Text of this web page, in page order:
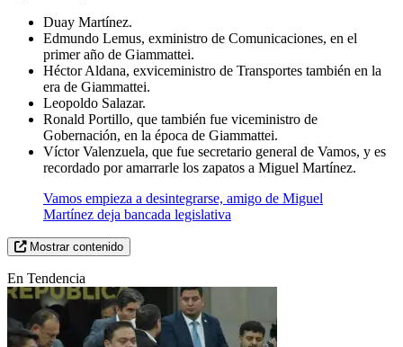
Duay Martínez.
Edmundo Lemus, exministro de Comunicaciones, en el
primer año de Giammattei.
Héctor Aldana, exviceministro de Transportes también en la
era de Giammattei.
Leopoldo Salazar.
Ronald Portillo, que también fue viceministro de
Gobernación, en la época de Giammattei.
Víctor Valenzuela, que fue secretario general de Vamos, y es
recordado por amarrarle los zapatos a Miguel Martínez.
Vamos empieza a desintegrarse, amigo de Miguel
Martínez deja bancada legislativa
Mostrar contenido
En Tendencia